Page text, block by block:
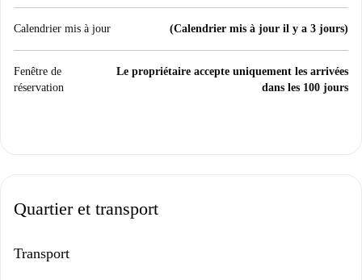
Calendrier mis à jour (Calendrier mis à jour il y a 3 jours)
Fenêtre de
réservation
Le propriétaire accepte uniquement les arrivées
dans les 100 jours
Quartier et transport
Transport